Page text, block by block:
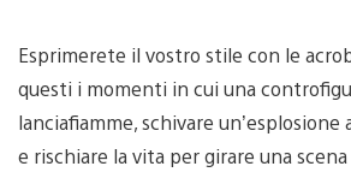
Esprimerete il vostro stile con le
questi i momenti in cui una
lanciafiamme, schivare
e rischiare la vita per girare una